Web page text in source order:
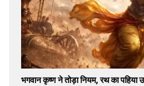
भगवान कृष्ण ने तोड़ा नियम, रथ का पहिया